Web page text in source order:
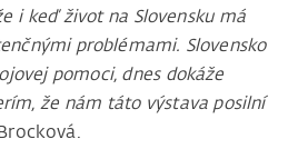
i keď život na Slovensku má
problémami. Slovensko
pomoci, dnes dokáže
že nám táto výstava posilní